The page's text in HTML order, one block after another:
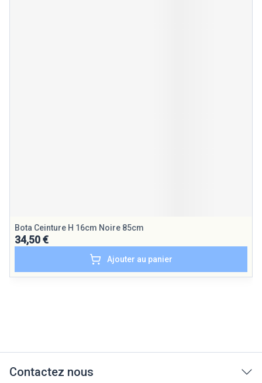
Bota Ceinture H 16cm Noire 85cm
34,50 €
Ajouter au panier
Contactez nous